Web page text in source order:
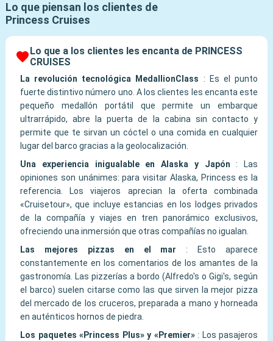
Lo que piensan los clientes de
Princess Cruises
Lo que a los clientes les encanta de PRINCESS
CRUISES
La revolución tecnológica MedallionClass :
Es el punto
fuerte distintivo número uno. A los clientes les encanta este
pequeño medallón portátil que permite un embarque
ultrarrápido, abre la puerta de la cabina sin contacto y
permite que te sirvan un cóctel o una comida en cualquier
lugar del barco gracias a la geolocalización.
Una experiencia inigualable en Alaska y Japón
:
Las
opiniones son unánimes: para visitar Alaska, Princess es la
referencia. Los viajeros aprecian la oferta combinada
«Cruisetour», que incluye estancias en los lodges privados
de la compañía y viajes en tren panorámico exclusivos,
ofreciendo una inmersión que otras compañías no igualan.
Las mejores pizzas en el mar
:
Esto aparece
constantemente en los comentarios de los amantes de la
gastronomía. Las pizzerías a bordo (Alfredo's o Gigi's, según
el barco) suelen citarse como las que sirven la mejor pizza
del mercado de los cruceros, preparada a mano y horneada
en auténticos hornos de piedra.
Los paquetes «Princess Plus» y «Premier» : Los pasajeros